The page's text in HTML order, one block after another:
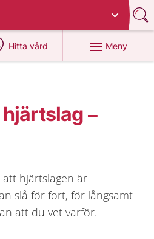
Hitta vård
på 1177.se
Meny
–
hjärtslagen är
slå för fort, för långsamt
att du vet varför.